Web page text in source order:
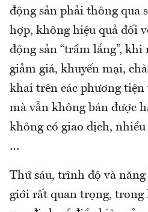
động sản phải thông qua
hợp, không hiệu quả đối
động sản “trầm lắng”, khi
giảm giá, khuyến mại,
khai trên các phương
mà vẫn không bán được
không có giao dịch, nhiều
…
Thứ sáu, trình độ và
giới rất quan trọng,